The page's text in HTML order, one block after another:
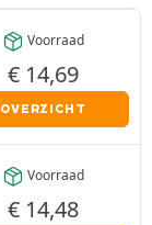
Voorraad
€ 14,69
OVERZICHT
Voorraad
€ 14,48